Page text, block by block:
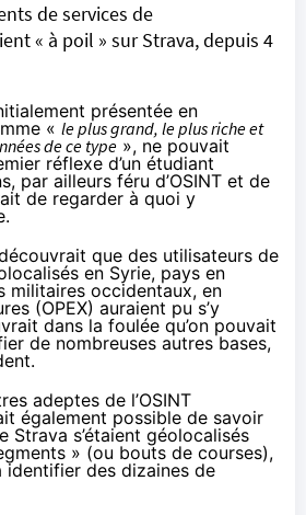
de services de
« à poil » sur Strava, depuis 4
présentée en
« le plus grand, le plus riche et
de ce type », ne pouvait
réflexe d’un étudiant
par ailleurs féru d’OSINT et de
de regarder à quoi y
que des utilisateurs de
en Syrie, pays en
militaires occidentaux, en
(OPEX) auraient pu s’y
dans la foulée qu’on pouvait
de nombreuses autres bases,
adeptes de l’OSINT
également possible de savoir
Strava s’étaient géolocalisés
» (ou bouts de courses),
identifier des dizaines de